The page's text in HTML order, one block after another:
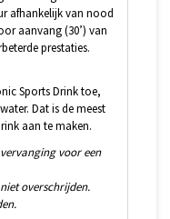
afhankelijk van nood
aanvang (30’) van
prestaties.
Sports Drink toe,
Dat is de meest
aan te maken.
voor een
overschrijden.